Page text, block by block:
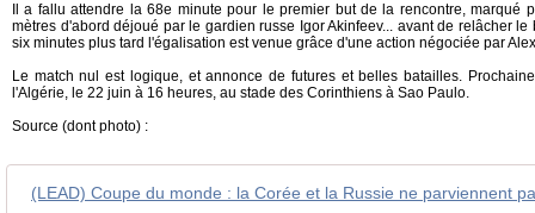
Il a fallu attendre la 68e minute pour le premier but de la rencontre, marqué
mètres d'abord déjoué par le gardien russe Igor Akinfeev... avant de relâcher
six minutes plus tard l'égalisation est venue grâce d'une action négociée par
Le match nul est logique, et annonce de futures et belles batailles.
l'Algérie, le 22 juin à 16 heures, au stade des Corinthiens à Sao Paulo.
Source (dont photo) :
(LEAD) Coupe du monde : la Corée et la Russie ne parviennent